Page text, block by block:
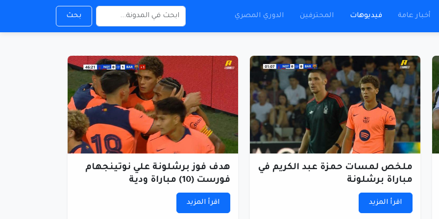
أخبار عامة فيديوهات المحترفين الدوري المصري بحث
ملخص لمسات حمزة عبد الكريم في
مباراة برشلونة
اقرأ المزيد
هدف فوز برشلونة علي نوتينجهام
فورست (10) مباراة ودية
اقرأ المزيد